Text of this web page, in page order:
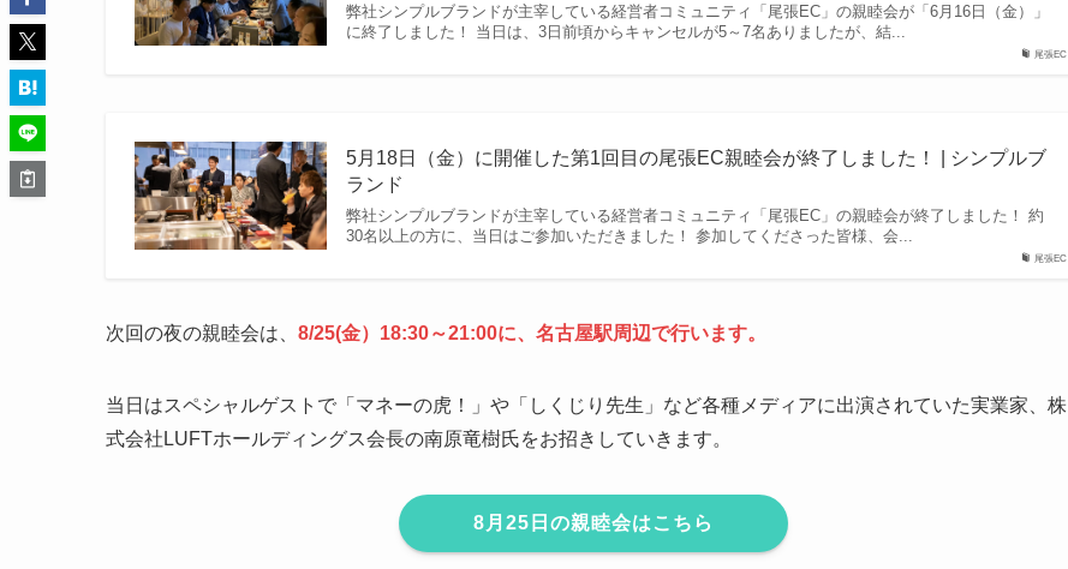
尾張EC
弊社シンプルブランドが主宰している経営者コミュニティ「尾張EC」の親睦会が「6月16日（金）」
に終了しました！ 当日は、3日前頃からキャンセルが5～7名ありましたが、結...
尾張EC
5月18日（金）に開催した第1回目の尾張EC親睦会が終了しました！ | シンプルブ
ランド
弊社シンプルブランドが主宰している経営者コミュニティ「尾張EC」の親睦会が終了しました！ 約
30名以上の方に、当日はご参加いただきました！ 参加してくださった皆様、会...
次回の夜の親睦会は、 8/25(金）18:30～21:00に、名古屋駅周辺で行います。
当日はスペシャルゲストで「マネーの虎！」や「しくじり先生」など各種メディアに出演されていた実業家、株
式会社LUFTホールディングス会長の南原竜樹氏をお招きしていきます。
8月25日の親睦会はこちら